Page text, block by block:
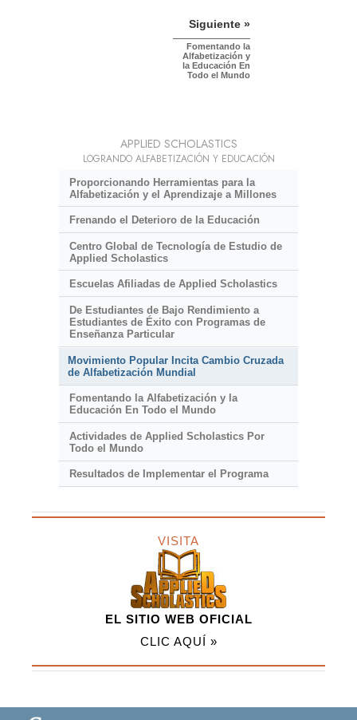
Siguiente »
Fomentando la
Alfabetización y
la Educación En
Todo el Mundo
APPLIED SCHOLASTICS
LOGRANDO ALFABETIZACIÓN Y EDUCACIÓN
Proporcionando Herramientas para la
Alfabetización y el Aprendizaje a Millones
Frenando el Deterioro de la Educación
Centro Global de Tecnología de Estudio de
Applied Scholastics
Escuelas Afiliadas de Applied Scholastics
De Estudiantes de Bajo Rendimiento a
Estudiantes de Éxito con Programas de
Enseñanza Particular
Movimiento Popular Incita Cambio Cruzada
de Alfabetización Mundial
Fomentando la Alfabetización y la
Educación En Todo el Mundo
Actividades de Applied Scholastics Por
Todo el Mundo
Resultados de Implementar el Programa
VISITA
EL SITIO WEB OFICIAL
CLIC AQUÍ »